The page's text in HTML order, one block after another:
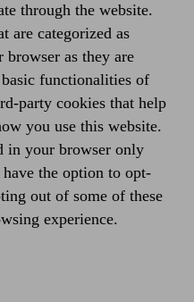
through the website.
are categorized as
browser as they are
functionalities of
party cookies that help
you use this website.
in your browser only
the option to opt-
out of some of these
experience.